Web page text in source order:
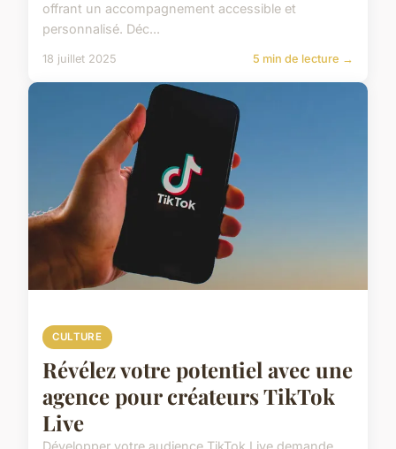
offrant un accompagnement accessible et
personnalisé. Déc...
18 juillet 2025 5 min de lecture →
CULTURE
Révélez votre potentiel avec une
agence pour créateurs TikTok
Live
Développer votre audience TikTok Live demande